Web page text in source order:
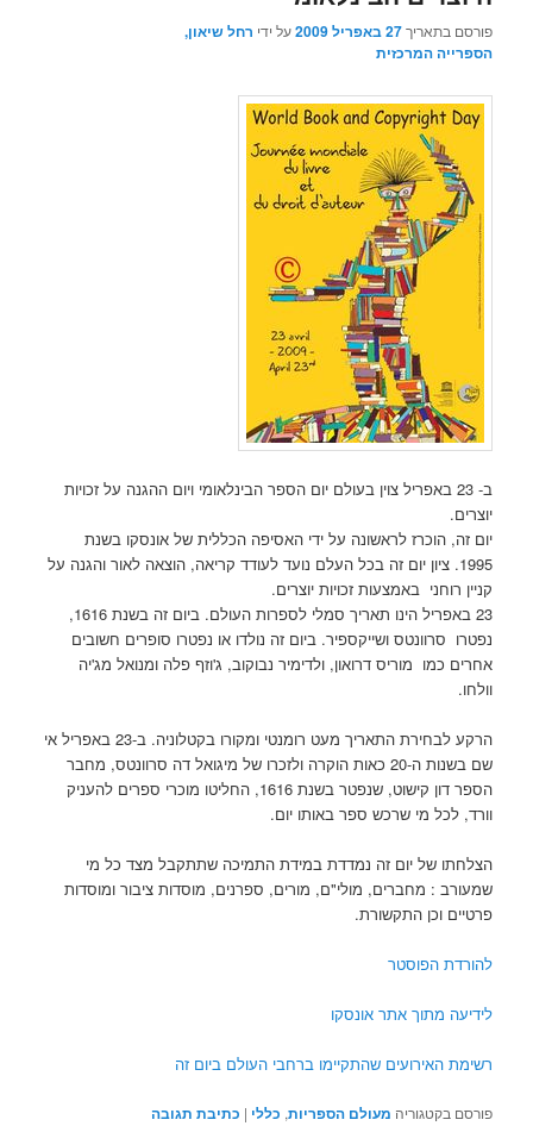
פורסם בתאריך27 באפריל 2009 על ידי רחל שיאון,
הספרייה המרכזית
ב- 23 באפריל צוין בעולם יום הספר הבינלאומי ויום ההגנה על זכויות
יוצרים.
יום זה, הוכרז לראשונה על ידי האסיפה הכללית של אונסקו בשנת
1995. ציון יום זה בכל העלם נועד לעודד קריאה, הוצאה לאור והגנה על
קניין רוחני באמצעות זכויות יוצרים.
23 באפריל הינו תאריך סמלי לספרות העולם. ביום זה בשנת 1616,
נפטרו סרוונטס ושייקספיר. ביום זה נולדו או נפטרו סופרים חשובים
אחרים כמו מוריס דרואון, ולדימיר נבוקוב, ג'וזף פלה ומנואל מג'יה
וולחו.
הרקע לבחירת התאריך מעט רומנטי ומקורו בקטלוניה. ב-23 באפריל אי
שם בשנות ה-20 כאות הוקרה ולזכרו של מיגואל דה סרוונטס, מחבר
הספר דון קישוט, שנפטר בשנת 1616, החליטו מוכרי ספרים להעניק
וורד, לכל מי שרכש ספר באותו יום.
הצלחתו של יום זה נמדדת במידת התמיכה שתתקבל מצד כל מי
שמעורב : מחברים, מולי"ם, מורים, ספרנים, מוסדות ציבור ומוסדות
פרטיים וכן התקשורת.
להורדת הפוסטר
לידיעה מתוך אתר אונסקו
רשימת האירועים שהתקיימו ברחבי העולם ביום זה
פורסם בקטגוריה מעולם הספריות, כללי | כתיבת תגובה